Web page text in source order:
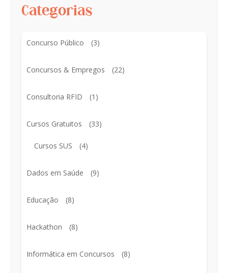
Categorias
Concurso Público (3)
Concursos & Empregos (22)
Consultoria RFID (1)
Cursos Gratuitos (33)
Cursos SUS (4)
Dados em Saúde (9)
Educação (8)
Hackathon (8)
Informática em Concursos (8)